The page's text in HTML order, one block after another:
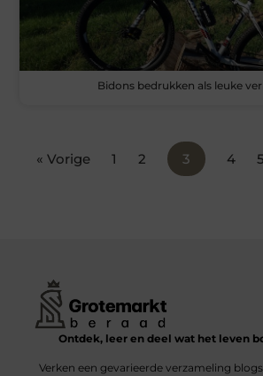
Bidons bedrukken als leuke
« Vorige 1 2 3 4 5
Ontdek, leer en deel wat het leven
Verken een gevarieerde verzameling